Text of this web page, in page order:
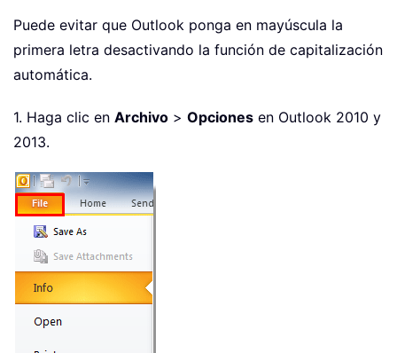
Puede evitar que Outlook ponga en mayúscula la
primera letra desactivando la función de capitalización
automática.
1. Haga clic en Archivo > Opciones en Outlook 2010 y
2013.